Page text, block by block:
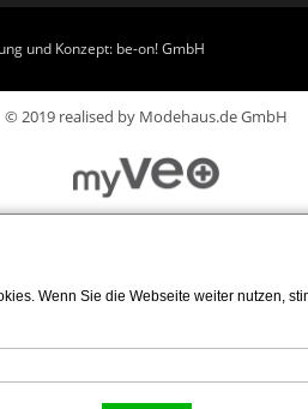
und Konzept: be-on! GmbH
© 2019 realised by Modehaus.de GmbH
Wenn Sie die Webseite weiter nutzen,